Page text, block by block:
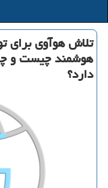
تلاش هوآوی برای
هوشمند چیست و
دارد؟